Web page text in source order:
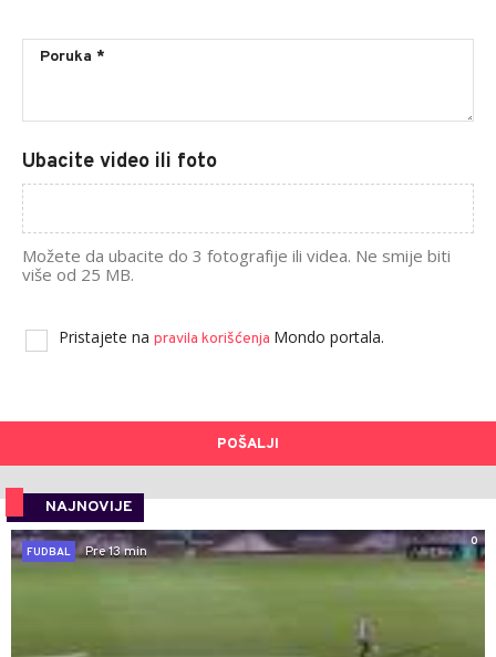
Ubacite video ili foto
Možete da ubacite do 3 fotografije ili videa. Ne smije biti
više od 25 MB.
Pristajete na pravila korišćenja Mondo portala.
POŠALJI
NAJNOVIJE
0
FUDBAL
Pre 13 min